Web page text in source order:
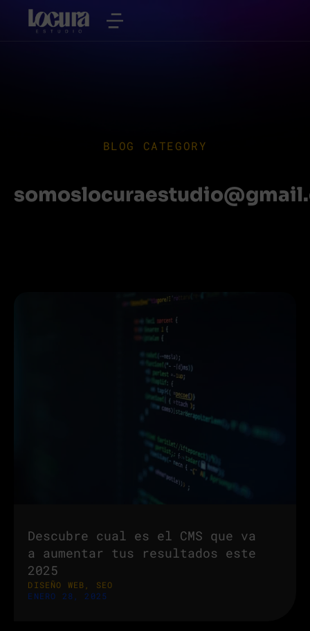
BLOG CATEGORY
Descubre cual es el CMS que va
a aumentar tus resultados este
2025
DISEÑO WEB
SEO
ENERO 28, 2025